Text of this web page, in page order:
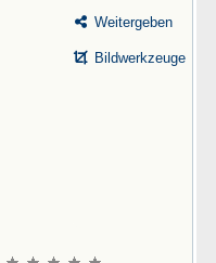
Weitergeben
Bildwerkzeuge